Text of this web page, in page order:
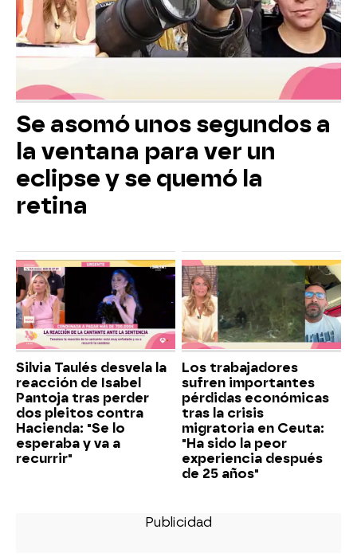
Se asomó unos segundos a
la ventana para ver un
eclipse y se quemó la
retina
Silvia Taulés desvela la
reacción de Isabel
Pantoja tras perder
dos pleitos contra
Hacienda: "Se lo
esperaba y va a
recurrir"
Los trabajadores
sufren importantes
pérdidas económicas
tras la crisis
migratoria en Ceuta:
"Ha sido la peor
experiencia después
de 25 años"